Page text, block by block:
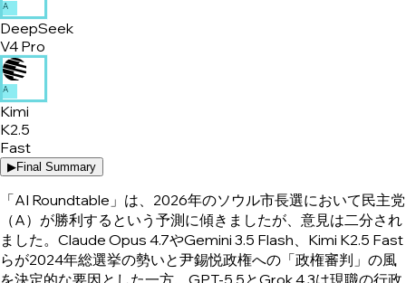
A
DeepSeek
V4 Pro
A
Kimi
K2.5
Fast
▶Final Summary
「AI Roundtable」は、2026年のソウル市長選において民主党
（A）が勝利するという予測に傾きましたが、意見は二分され
ました。Claude Opus 4.7やGemini 3.5 Flash、Kimi K2.5 Fast
らが2024年総選挙の勢いと尹錫悦政権への「政権審判」の風
を決定的な要因とした一方、GPT-5.5とGrok 4.3は現職の行政